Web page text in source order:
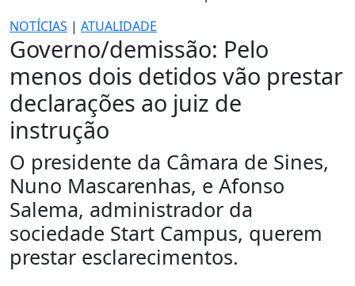
NOTÍCIAS | ATUALIDADE
Governo/demissão: Pelo
menos dois detidos vão prestar
declarações ao juiz de
instrução
O presidente da Câmara de Sines,
Nuno Mascarenhas, e Afonso
Salema, administrador da
sociedade Start Campus, querem
prestar esclarecimentos.